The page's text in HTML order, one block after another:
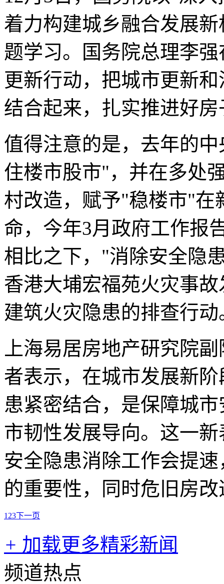
着力构建城乡融合发展
题学习。国务院总理李
更新行动，把城市更新
结合起来，扎实推进好
值得注意的是，去年的
住楼市股市"，并在多处
村改造，赋予"稳楼市"在
命，今年3月政府工作报
相比之下，"消除安全隐
香港大埔宏福苑火灾事
建筑火灾隐患的排查行动
上海易居房地产研究院
者表示，在城市发展新
患紧密结合，是保障城
市韧性发展导向。这一
安全隐患消除工作会提
的重要性，同时危旧房
1 23下一页
+ 加载更多精彩新闻
频道热点